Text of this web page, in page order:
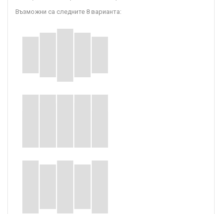
Възможни са следните 8 варианта: